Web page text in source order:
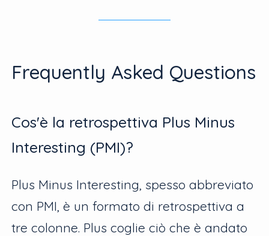
Frequently Asked Questions
Cos'è la retrospettiva Plus Minus
Interesting (PMI)?
Plus Minus Interesting, spesso abbreviato
con PMI, è un formato di retrospettiva a
tre colonne. Plus coglie ciò che è andato